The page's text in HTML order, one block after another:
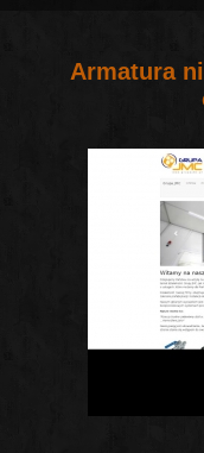
Armatura nierdzewna do spawania